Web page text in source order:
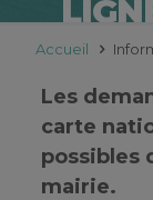
Accueil
Les
carte
possibles
mairie.